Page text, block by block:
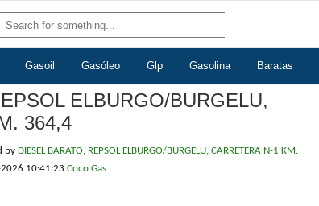
Gasoil Gasóleo Glp Gasolina Baratas
ELBURGO/BURGELU,
364,4
by DIESEL BARATO, REPSOL ELBURGO/BURGELU, CARRETERA N-1 KM.
10:41:23 Coco.Gas